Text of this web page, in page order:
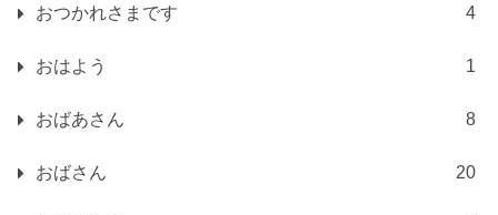
おつかれさまです 4
おはよう 1
おばあさん 8
おばさん 20